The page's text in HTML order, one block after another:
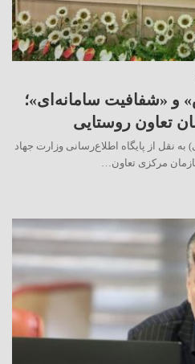
و «شفافیت سامانه‌ای»؛
تعاون روستایی
نقل از پایگاه اطلاع‌رسانی وزارت جهاد
مرکزی تعاون…